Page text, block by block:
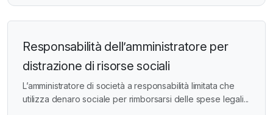
Responsabilità dell’amministratore per
distrazione di risorse sociali
L’amministratore di società a responsabilità limitata che
utilizza denaro sociale per rimborsarsi delle spese legali...